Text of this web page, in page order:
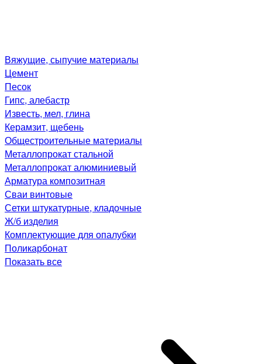
Вяжущие, сыпучие материалы
Цемент
Песок
Гипс, алебастр
Известь, мел, глина
Керамзит, щебень
Общестроительные материалы
Металлопрокат стальной
Металлопрокат алюминиевый
Арматура композитная
Сваи винтовые
Сетки штукатурные, кладочные
Ж/б изделия
Комплектующие для опалубки
Поликарбонат
Показать все